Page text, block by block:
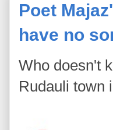
Poet
have no
Who doesn't
Rudauli town